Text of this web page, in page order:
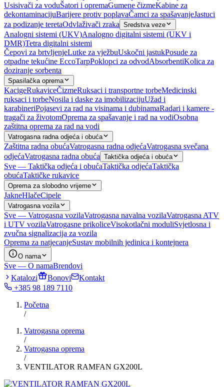
Usisivači za voduŠatori i opremaGumene čizmeKabine za
dekontaminacijuBarijere protiv poplavaČamci za spašavanjeJastuci
za podizanje teretaOdvlaživači zraka Sredstva veze
Analogni sistemi (UKV)Analogno digitalni sistemi (UKV i
DMR)Tetra digitalni sistemi
Čepovi za brtvljenjeLutke za vježbuUskočni jastukPosude za
otpadne tekućine EccoTarpPoklopci za odvodAbsorbentiKolica za
doziranje sorbenta
Spasilačka oprema
KacigeRukaviceČizmeRuksaci i transportne torbeMedicinski
ruksaci i torbeNosila i daske za imobilizacijuUžad i
karabineriPojasevi za rad na visinama i dubinamaRadari i kamere -
tragači za životomOprema za spašavanje i rad na vodiOsobna
zaštitna oprema za rad na vodi
Vatrogasna radna odjeća i obuća
Zaštitna radna obućaVatrogasna radna odjećaVatrogasna svečana
odjećaVatrogasna radna obuća Taktička odjeća i obuća
Sve — Taktička odjeća i obućaTaktička odjećaTaktička
obućaTaktičke rukavice
Oprema za slobodno vrijeme
JakneHlačeCipele
Vatrogasna vozila
Sve — Vatrogasna vozilaVatrogasna navalna vozilaVatrogasna ATV
i UTV vozilaVatrogasne prikoliceVisokotlačni moduliSvjetlosna i
zvučna signalizacija za vozila
Oprema za natjecanjeSustav mobilnih jedinica i kontejnera
O nama
Sve — O namaBrendovi
Katalozi
Bonovi
Kontakt
+385 98 189 7110
Početna
/
Vatrogasna oprema
/
Vatrogasna oprema
/
VENTILATOR RAMFAN GX200L